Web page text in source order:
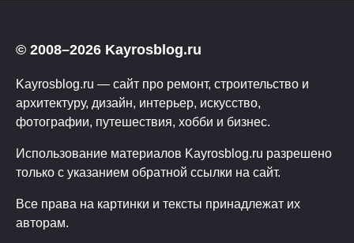
© 2008–2026 Kayrosblog.ru
Kayrosblog.ru — сайт про ремонт, строительство и
архитектуру, дизайн, интерьер, искусство,
фотографии, путешествия, хобби и бизнес.
Использование материалов Kayrosblog.ru разрешено
только с указанием обратной ссылки на сайт.
Все права на картинки и тексты принадлежат их
авторам.